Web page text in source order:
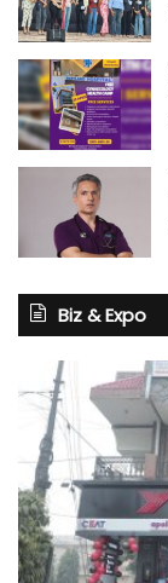
Biz & Expo